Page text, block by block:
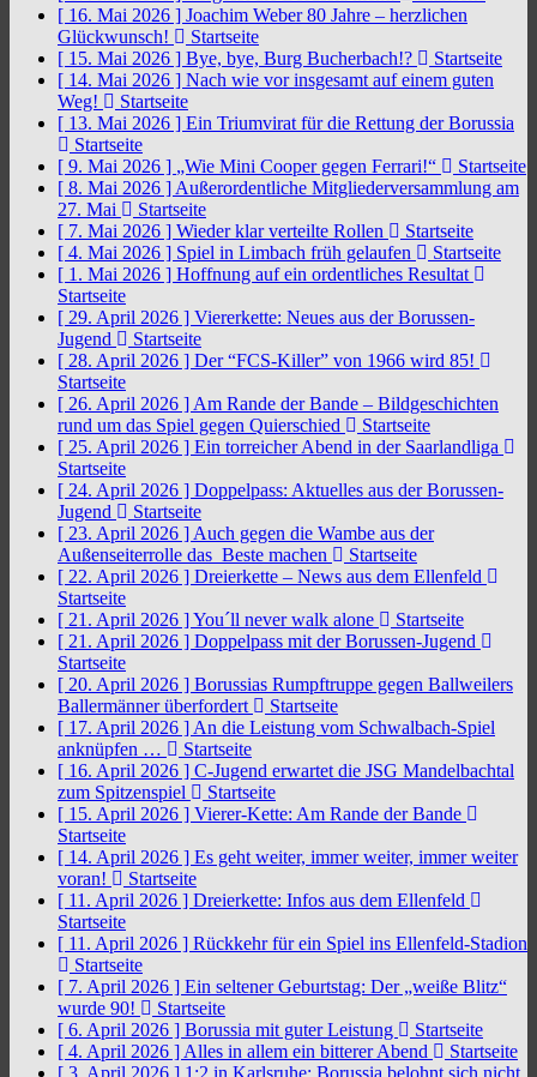
[ 16. Mai 2026 ] Joachim Weber 80 Jahre – herzlichen
Glückwunsch!
Startseite
[ 15. Mai 2026 ] Bye, bye, Burg Bucherbach!?
Startseite
[ 14. Mai 2026 ] Nach wie vor insgesamt auf einem guten
Weg!
Startseite
[ 13. Mai 2026 ] Ein Triumvirat für die Rettung der Borussia
Startseite
[ 9. Mai 2026 ] „Wie Mini Cooper gegen Ferrari!“
Startseite
[ 8. Mai 2026 ] Außerordentliche Mitgliederversammlung am
27. Mai
Startseite
[ 7. Mai 2026 ] Wieder klar verteilte Rollen
Startseite
[ 4. Mai 2026 ] Spiel in Limbach früh gelaufen
Startseite
[ 1. Mai 2026 ] Hoffnung auf ein ordentliches Resultat
Startseite
[ 29. April 2026 ] Viererkette: Neues aus der Borussen-
Jugend
Startseite
[ 28. April 2026 ] Der “FCS-Killer” von 1966 wird 85!
Startseite
[ 26. April 2026 ] Am Rande der Bande – Bildgeschichten
rund um das Spiel gegen Quierschied
Startseite
[ 25. April 2026 ] Ein torreicher Abend in der Saarlandliga
Startseite
[ 24. April 2026 ] Doppelpass: Aktuelles aus der Borussen-
Jugend
Startseite
[ 23. April 2026 ] Auch gegen die Wambe aus der
Außenseiterrolle das Beste machen
Startseite
[ 22. April 2026 ] Dreierkette – News aus dem Ellenfeld
Startseite
[ 21. April 2026 ]You´ll never walk alone
Startseite
[ 21. April 2026 ] Doppelpass mit der Borussen-Jugend
Startseite
[ 20. April 2026 ] Borussias Rumpftruppe gegen Ballweilers
Ballermänner überfordert
Startseite
[ 17. April 2026 ] An die Leistung vom Schwalbach-Spiel
anknüpfen …
Startseite
[ 16. April 2026 ] C-Jugend erwartet die JSG Mandelbachtal
zum Spitzenspiel
Startseite
[ 15. April 2026 ] Vierer-Kette: Am Rande der Bande
Startseite
[ 14. April 2026 ] Es geht weiter, immer weiter, immer weiter
voran!
Startseite
[ 11. April 2026 ] Dreierkette: Infos aus dem Ellenfeld
Startseite
[ 11. April 2026 ] Rückkehr für ein Spiel ins Ellenfeld-Stadion
Startseite
[ 7. April 2026 ] Ein seltener Geburtstag: Der „weiße Blitz“
wurde 90!
Startseite
[ 6. April 2026 ] Borussia mit guter Leistung
Startseite
[ 4. April 2026 ] Alles in allem ein bitterer Abend
Startseite
[ 3. April 2026 ] 1:2 in Karlsruhe: Borussia belohnt sich nicht